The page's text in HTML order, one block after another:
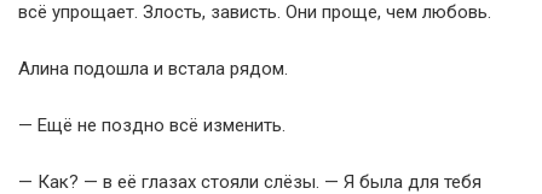
всё упрощает. Злость, зависть. Они проще, чем любовь.
Алина подошла и встала рядом.
— Ещё не поздно всё изменить.
— Как? — в её глазах стояли слёзы. — Я была для тебя